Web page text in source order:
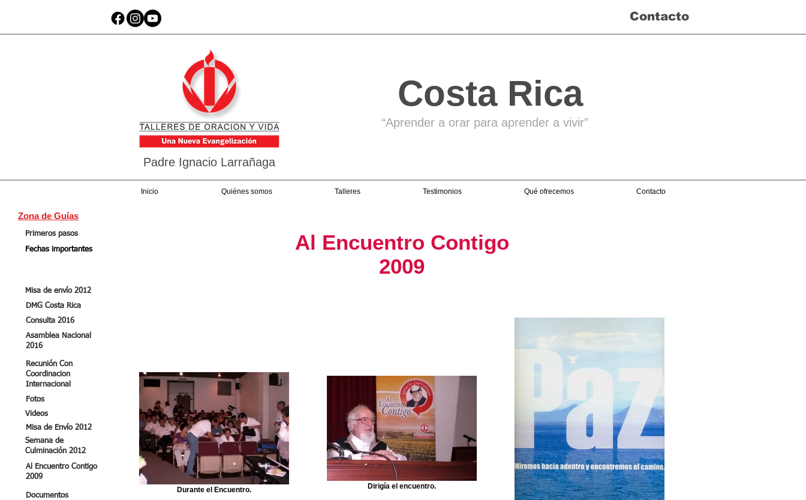
Contacto
Padre Ignacio Larrañaga
Costa Rica
“Aprender a orar para aprender a vivir”
Inicio Quiénes somos Talleres Testimonios Qué ofrecemos Contacto
Zona de Guías
Primeros pasos
Fechas importantes
Misa de envío 2012
DMG Costa Rica
Consulta 2016
Asamblea Nacional
2016
Recunión Con
Coordinacion
Internacional
Fotos
Videos
Misa de Envío 2012
Semana de
Culminación 2012
Al Encuentro Contigo
2009
Documentos
Al Encuentro Contigo
2009
Durante el Encuentro. Dirigía el encuentro.